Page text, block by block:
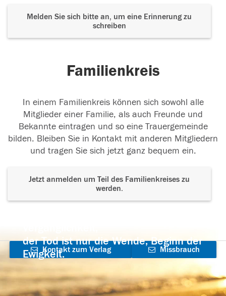
Melden Sie sich bitte an, um eine Erinnerung zu
schreiben
Familienkreis
In einem Familienkreis können sich sowohl alle
Mitglieder einer Familie, als auch Freunde und
Bekannte eintragen und so eine Trauergemeinde
bilden. Bleiben Sie in Kontakt mit anderen Mitgliedern
und tragen Sie sich jetzt ganz bequem ein.
Jetzt anmelden um Teil des Familienkreises zu
werden.
der Tod ist nur die Wende, Beginn der
Ewigkeit.
Kontakt zum Verlag
aufnehmen
Missbrauch